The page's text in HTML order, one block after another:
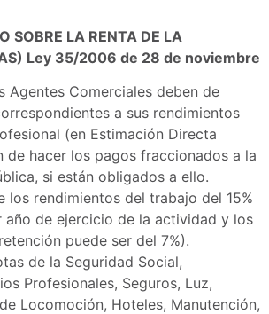
SOBRE LA RENTA DE LA
Ley 35/2006 de 28 de noviembre
Agentes Comerciales deben de
a sus rendimientos
(en Estimación Directa
de hacer los pagos fraccionados a la
si están obligados a ello.
los rendimientos del trabajo del 15%
año de ejercicio de la actividad y los
puede ser del 7%).
de la Seguridad Social,
Profesionales, Seguros, Luz,
Locomoción, Hoteles, Manutención,